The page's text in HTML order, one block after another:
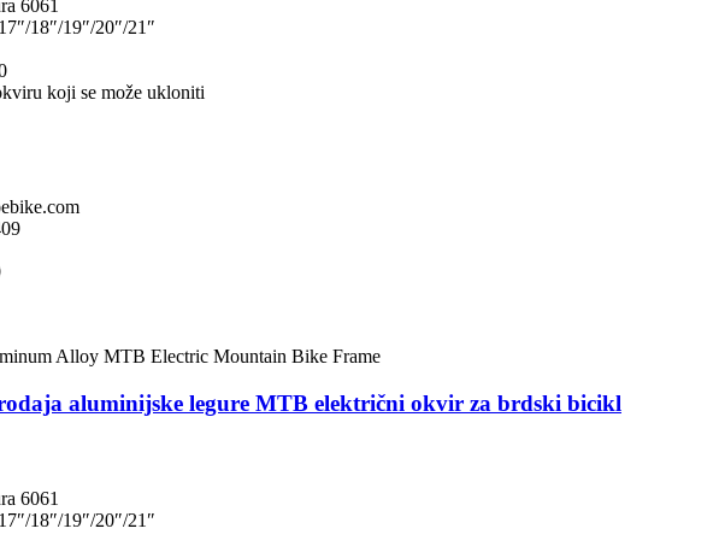
6061
18″/19″/20″/21″
koji se može ukloniti
aluminijske legure MTB električni okvir za brdski bicikl
6061
18″/19″/20″/21″